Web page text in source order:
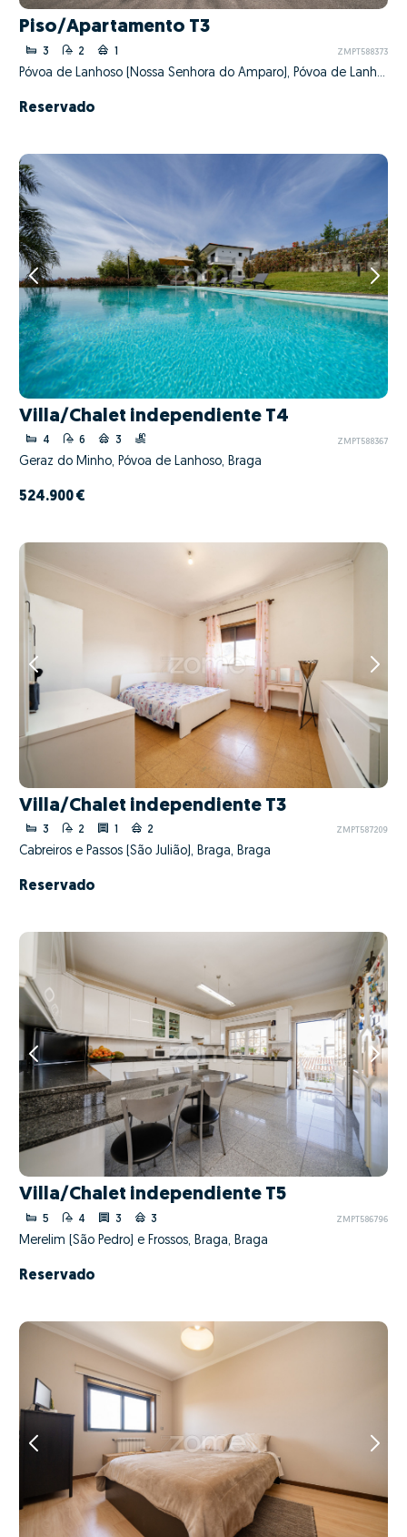
Piso/Apartamento T3
3 2 1 ZMPT588373
Póvoa de Lanhoso (Nossa Senhora do Amparo), Póvoa de Lanhoso, Braga
Reservado
Villa/Chalet independiente T4
4 6 3 ZMPT588367
Geraz do Minho, Póvoa de Lanhoso, Braga
524.900 €
Villa/Chalet independiente T3
3 2 1 2 ZMPT587209
Cabreiros e Passos (São Julião), Braga, Braga
Reservado
Villa/Chalet independiente T5
5 4 3 3 ZMPT586796
Merelim (São Pedro) e Frossos, Braga, Braga
Reservado